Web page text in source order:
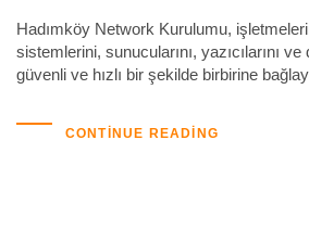
Hadımköy Network Kurulumu,
sistemlerini, sunucularını, yazıcılarını ve
güvenli ve hızlı bir şekilde birbirine
CONTINUE READING